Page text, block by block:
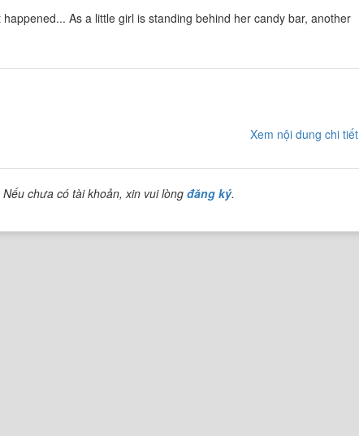
As a little girl is standing behind her candy bar, another
Xem nội dung chi tiết
chưa có tài khoản, xin vui lòngđăng ký.